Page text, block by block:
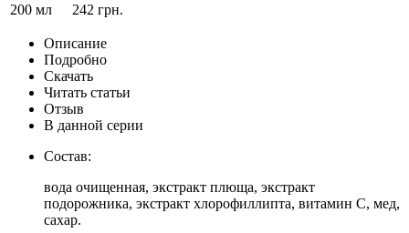
200 мл 242 грн.
Описание
Подробно
Скачать
Читать статьи
Отзыв
В данной серии
Состав:
вода очищенная, экстракт плюща, экстракт
подорожника, экстракт хлорофиллипта, витамин С, мед,
сахар.